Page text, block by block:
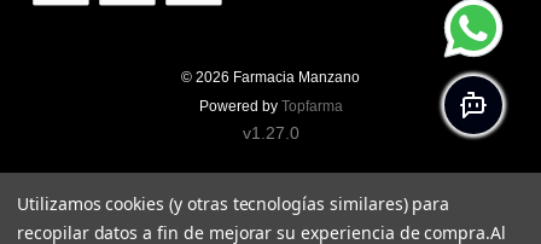
© 2026 Farmacia Manzano
Powered by Topfarma
v1.27.0
Utilizamos cookies (y otras tecnologías similares) para
recopilar datos a fin de mejorar su experiencia de compra.Al